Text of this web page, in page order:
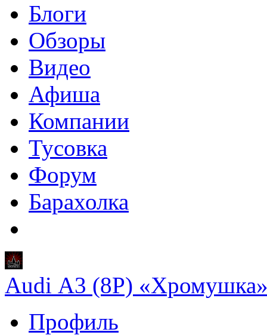
Блоги
Обзоры
Видео
Афиша
Компании
Тусовка
Форум
Барахолка
Audi A3 (8P)
Профиль